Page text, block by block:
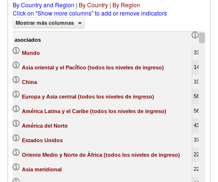
By Country and Region | By Country | By Region
Click on "Show more columns" to add or remove indicators
Mostrar más columnas
asociados
Mundo
Asia oriental y el Pacífico (todos los niveles de ingreso)
China
Europa y Asia central (todos los niveles de ingreso)
América Latina y el Caribe (todos los niveles de ingreso)
América del Norte
Estados Unidos
Oriente Medio y Norte de África (todos los niveles de ingreso)
Asia meridional